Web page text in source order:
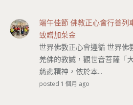
端午佳節 佛教正心會行善列
致贈加菜金
世界佛教正心會遵循 世界佛
羌佛的教誡，觀世音菩薩「
慈悲精神，依於本...
posted 1 個月 ago